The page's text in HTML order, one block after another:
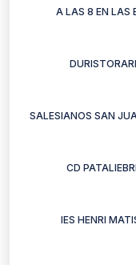
A LAS 8 EN LAS
SALESIANOS SAN
CD
IES HENRI